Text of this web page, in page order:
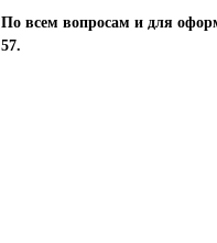
По всем вопросам и для
57.